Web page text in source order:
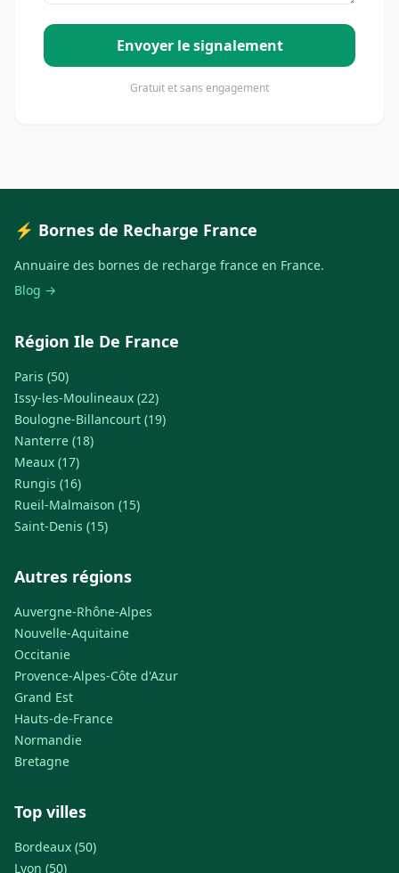
Envoyer le signalement
Gratuit et sans engagement
⚡ Bornes de Recharge France
Annuaire des bornes de recharge france en France.
Blog →
Région Ile De France
Paris (50)
Issy-les-Moulineaux (22)
Boulogne-Billancourt (19)
Nanterre (18)
Meaux (17)
Rungis (16)
Rueil-Malmaison (15)
Saint-Denis (15)
Autres régions
Auvergne-Rhône-Alpes
Nouvelle-Aquitaine
Occitanie
Provence-Alpes-Côte d'Azur
Grand Est
Hauts-de-France
Normandie
Bretagne
Top villes
Bordeaux (50)
Lyon (50)